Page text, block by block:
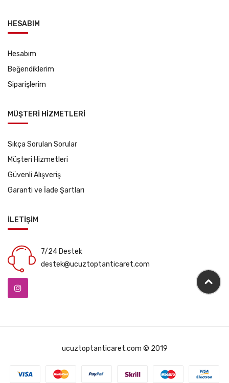
HESABIM
Hesabım
Beğendiklerim
Siparişlerim
MÜŞTERİ HİZMETLERİ
Sıkça Sorulan Sorular
Müşteri Hizmetleri
Güvenli Alışveriş
Garanti ve İade Şartları
İLETİŞİM
7/24 Destek
destek@ucuztoptanticaret.com
ucuztoptanticaret.com © 2019